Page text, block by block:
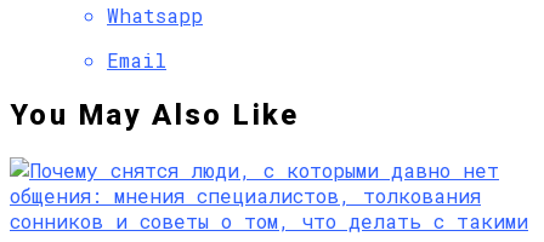
Whatsapp
Email
You May Also Like